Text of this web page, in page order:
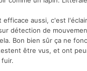
efficace aussi, c'est
détection de
Bon bien sûr ça ne
être vus, et ont